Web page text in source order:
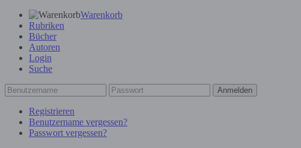
Warenkorb
Rubriken
Bücher
Autoren
Login
Suche
Anmelden
Registrieren
Benutzername vergessen?
Passwort vergessen?